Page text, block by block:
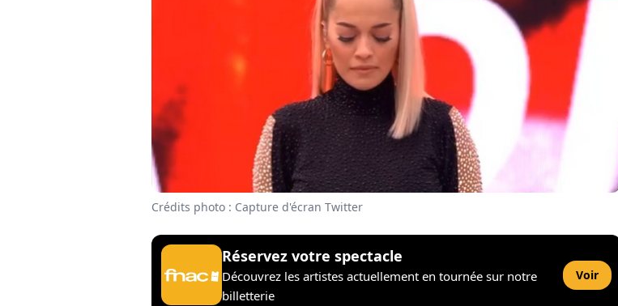
Crédits photo : Capture d'écran Twitter
Réservez votre spectacle
Découvrez les artistes actuellement en tournée sur notre
billetterie
Voir